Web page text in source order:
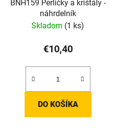
BNH159 Perličky a krištály -
náhrdelník
Skladom (1 ks)
€10,40
DO KOŠÍKA